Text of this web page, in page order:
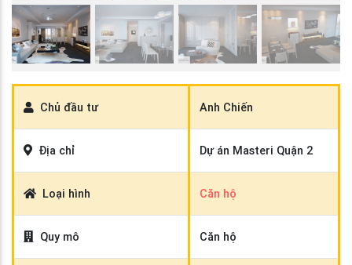
Chủ đầu tư Anh Chiến
Địa chỉ Dự án Masteri Quận 2
Loại hình Căn hộ
Quy mô Căn hộ